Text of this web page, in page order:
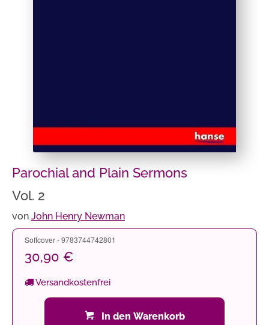
Parochial and Plain Sermons
Vol. 2
von John Henry Newman
Softcover - 9783744742801
30,90 €
Versandkostenfrei
In den Warenkorb